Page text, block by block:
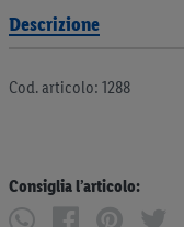
Descrizione
Cod. articolo: 1288
Consiglia l’articolo: